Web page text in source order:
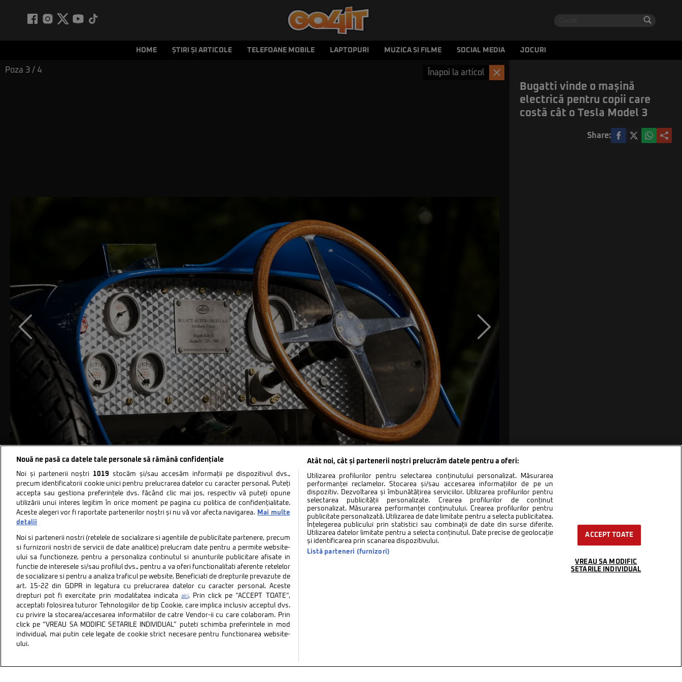
HOME ȘTIRI ȘI ARTICOLE TELEFOANE MOBILE LAPTOPURI MUZICA SI FILME SOCIAL MEDIA JOCURI
Poza 3 / 4 Înapoi la articol
Bugatti vinde o mașină
electrică pentru copii care
costă cât o Tesla Model 3
Share:
Politica de confidentialitate Politica de cookies
Nouă ne pasă ca datele tale personale să rămână confidențiale
Noi și partenerii noștri 1019 stocăm și/sau accesăm informații pe dispozitivul dvs.,
precum identificatorii cookie unici pentru prelucrarea datelor cu caracter personal. Puteți
accepta sau gestiona preferințele dvs. făcând clic mai jos, respectiv vă puteți opune
utilizării unui interes legitim în orice moment pe pagina cu politica de confidențialitate.
Aceste alegeri vor fi raportate partenerilor noștri și nu vă vor afecta navigarea.
Mai multe
detalii
Noi si partenerii nostri (retelele de socializare si agentiile de publicitate partenere, precum
si furnizorii nostri de servicii de date analitice) prelucram date pentru a permite website-
ului sa functioneze, pentru a personaliza continutul si anunturile publicitare afisate in
functie de interesele si/sau profilul dvs., pentru a va oferi functionalitati aferente retelelor
de socializare si pentru a analiza traficul pe website. Beneficiati de drepturile prevazute de
art. 15-22 din GDPR in legatura cu prelucrarea datelor cu caracter personal. Aceste
drepturi pot fi exercitate prin modalitatea indicata
aici. Prin click pe “ACCEPT TOATE”,
acceptati folosirea tuturor Tehnologiilor de tip Cookie, care implica inclusiv acceptul dvs.
cu privire la stocarea/accesarea informatiilor de catre Vendor-ii cu care colaboram. Prin
click pe “VREAU SA MODIFIC SETARILE INDIVIDUAL” puteti schimba preferintele in mod
individual, mai putin cele legate de cookie strict necesare pentru functionarea website-
ului.
Atât noi, cât și partenerii noștri prelucrăm datele pentru a oferi:
Utilizarea profilurilor pentru selectarea conținutului personalizat. Măsurarea
performanței reclamelor. Stocarea și/sau accesarea informațiilor de pe un
dispozitiv. Dezvoltarea și îmbunătățirea serviciilor. Utilizarea profilurilor pentru
selectarea publicității personalizate. Crearea profilurilor de conținut
personalizat. Măsurarea performanței conținutului. Crearea profilurilor pentru
publicitate personalizată. Utilizarea de date limitate pentru a selecta publicitatea.
Înțelegerea publicului prin statistici sau combinații de date din surse diferite.
Utilizarea datelor limitate pentru a selecta conținutul. Date precise de geolocație
și identificarea prin scanarea dispozitivului.
Listă parteneri (furnizori)
ACCEPT TOATE
VREAU SA MODIFIC
SETARILE INDIVIDUAL